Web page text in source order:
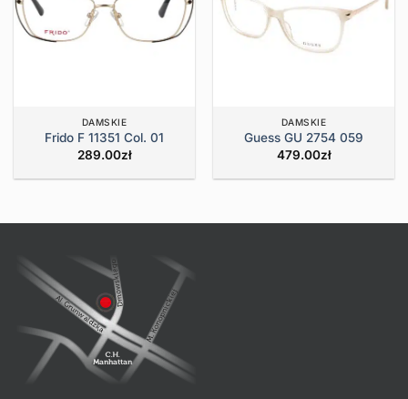
DAMSKIE
Frido F 11351 Col. 01
289.00zł
DAMSKIE
Guess GU 2754 059
479.00zł